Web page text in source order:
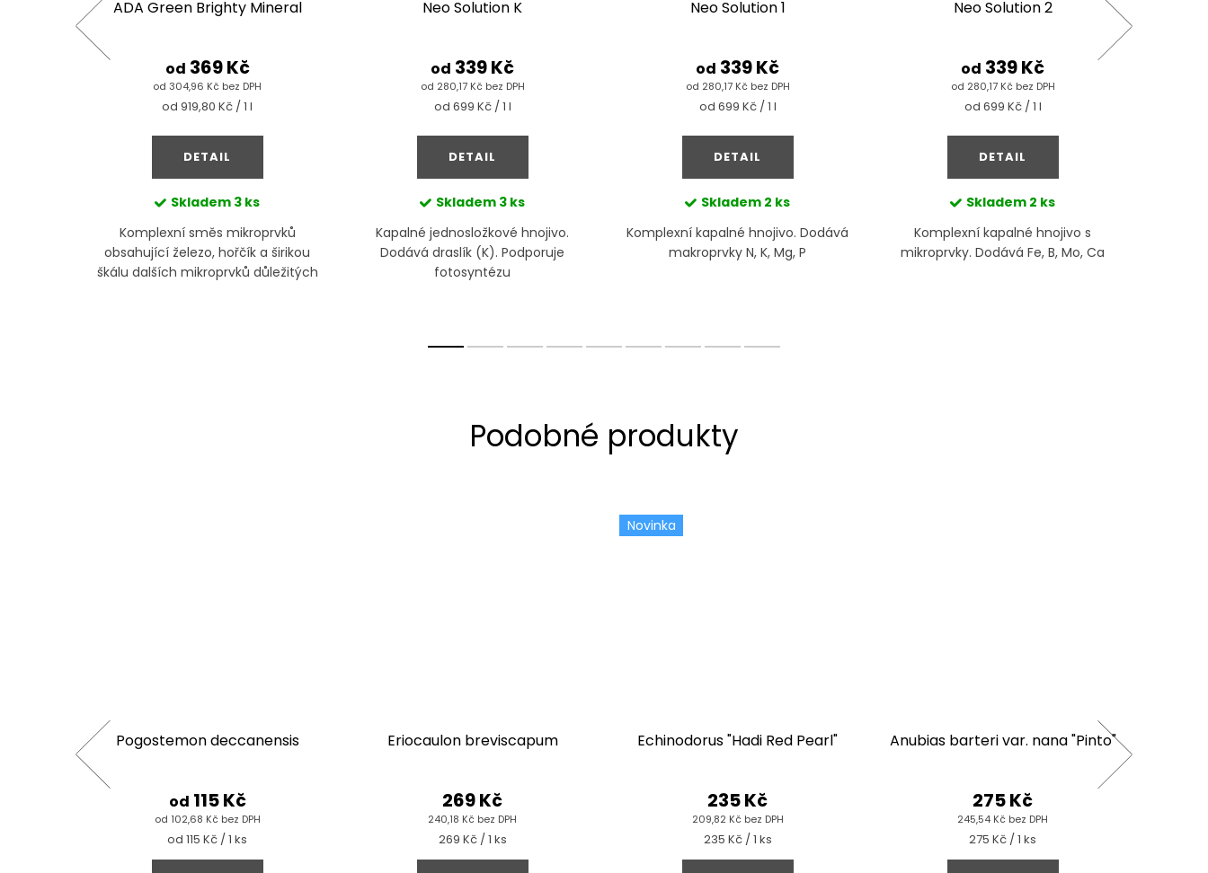
ADA Green Brighty Mineral
od 304,96 Kč bez DPH
od 369 Kč
Měrná
od 919,80 Kč / 1 l
DETAIL
Skladem 3 ks
Komplexní směs mikroprvků
obsahující železo, hořčík a širikou
škálu dalších mikroprvků důležitých
Neo Solution K
od 280,17 Kč bez DPH
od 339 Kč
Měrná
od 699 Kč / 1 l
DETAIL
Skladem 3 ks
Kapalné jednosložkové hnojivo.
Dodává draslík (K). Podporuje
fotosyntézu
Neo Solution 1
od 280,17 Kč bez DPH
od 339 Kč
Měrná
od 699 Kč / 1 l
DETAIL
Skladem 2 ks
Komplexní kapalné hnojivo. Dodává
makroprvky N, K, Mg, P
Neo Solution 2
od 280,17 Kč bez DPH
od 339 Kč
Měrná
od 699 Kč / 1 l
DETAIL
Skladem 2 ks
Komplexní kapalné hnojivo s
mikroprvky. Dodává Fe, B, Mo, Ca
Pogostemon deccanensis
od 102,68 Kč bez DPH
od 115 Kč
Měrná
cena:
od 115 Kč / 1 ks
Eriocaulon breviscapum
240,18 Kč bez DPH
269 Kč
Měrná
cena:
269 Kč / 1 ks
Novinka
Echinodorus "Hadi Red Pearl"
209,82 Kč bez DPH
235 Kč
Měrná
cena:
235 Kč / 1 ks
Anubias barteri var. nana "Pinto"
245,54 Kč bez DPH
275 Kč
Měrná
cena:
275 Kč / 1 ks